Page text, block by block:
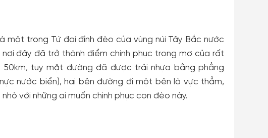
một trong Tứ đại đỉnh đèo của vùng núi Tây Bắc nước
đây đã trở thành điểm chinh phục trong mơ của rất
tuy mặt đường đã được trải nhựa bằng phẳng
nước biển), hai bên đường đi một bên là vực thẳm,
với những ai muốn chinh phục con đèo này.